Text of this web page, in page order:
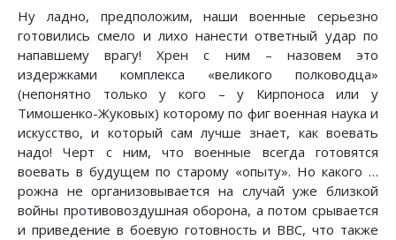
Ну ладно, предположим, наши военные серьезно
готовились смело и лихо нанести ответный удар по
напавшему врагу! Хрен с ним – назовем это
издержками комплекса «великого полководца»
(непонятно только у кого – у Кирпоноса или у
Тимошенко-Жуковых) которому по фиг военная наука и
искусство, и который сам лучше знает, как воевать
надо! Черт с ним, что военные всегда готовятся
воевать в будущем по старому «опыту». Но какого …
рожна не организовывается на случай уже близкой
войны противовоздушная оборона, а потом срывается
и приведение в боевую готовность и ВВС, что также